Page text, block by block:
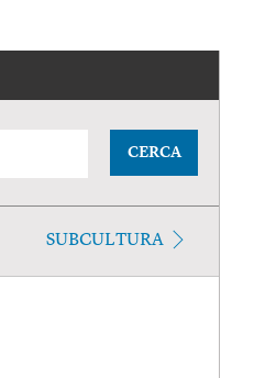
CERCA
SUBCULTURA